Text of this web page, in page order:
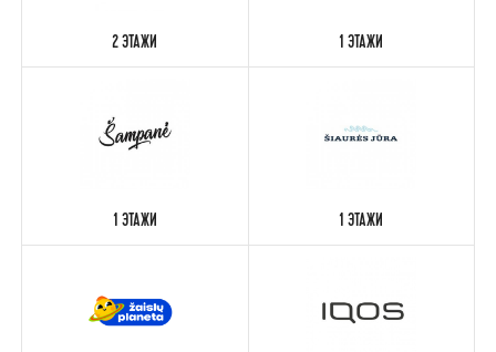
2 ЭТАЖИ 1 ЭТАЖИ
1 ЭТАЖИ 1 ЭТАЖИ